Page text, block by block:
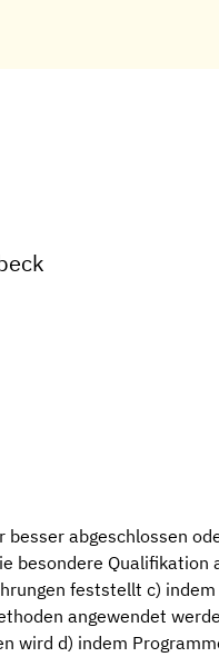
abgeschlossen
besondere Qualifikation
feststellt c) indem
angewendet
wird d) indem